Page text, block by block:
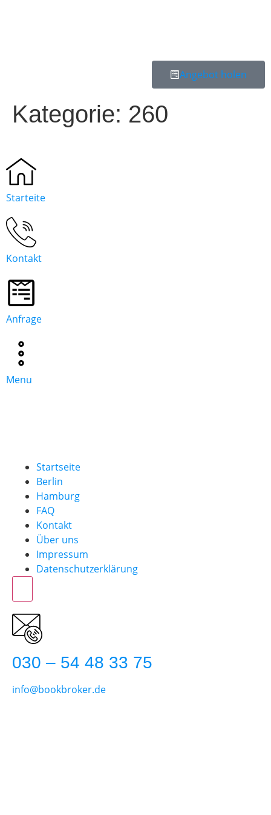
Angebot holen
Kategorie: 260
Starteite
Kontakt
Anfrage
Menu
Startseite
Berlin
Hamburg
FAQ
Kontakt
Über uns
Impressum
Datenschutzerklärung
030 – 54 48 33 75
info@bookbroker.de